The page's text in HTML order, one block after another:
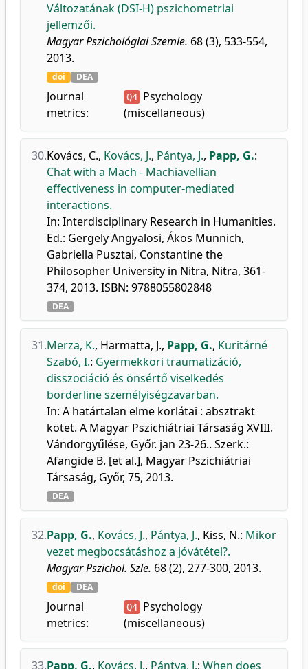
Változatának (DSI-H) pszichometriai
jellemzői.
Magyar Pszichológiai Szemle. 68 (3), 533-554,
2013.
doi DEA
Journal
metrics:
Q4 Psychology
(miscellaneous)
30.Kovács, C., Kovács, J., Pántya, J., Papp, G.:
Chat with a Mach - Machiavellian
effectiveness in computer-mediated
interactions.
In: Interdisciplinary Research in Humanities.
Ed.: Gergely Angyalosi, Ákos Münnich,
Gabriella Pusztai, Constantine the
Philosopher University in Nitra, Nitra, 361-
374, 2013. ISBN: 9788055802848
DEA
31.Merza, K., Harmatta, J., Papp, G., Kuritárné
Szabó, I.: Gyermekkori traumatizáció,
disszociáció és önsértő viselkedés
borderline személyiségzavarban.
In: A határtalan elme korlátai : absztrakt
kötet. A Magyar Pszichiátriai Társaság XVIII.
Vándorgyűlése, Győr. jan 23-26.. Szerk.:
Afangide B. [et al.], Magyar Pszichiátriai
Társaság, Győr, 75, 2013.
DEA
32.Papp, G., Kovács, J., Pántya, J., Kiss, N.: Mikor
vezet megbocsátáshoz a jóvátétel?.
Magyar Pszichol. Szle. 68 (2), 277-300, 2013.
doi DEA
Journal
metrics:
Q4 Psychology
(miscellaneous)
33.Papp, G., Kovács, J., Pántya, J.: When does